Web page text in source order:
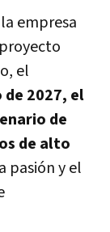
empresa
el
2027, el
de
de alto
pasión y el